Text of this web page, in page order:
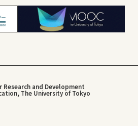
and Development
The University of Tokyo